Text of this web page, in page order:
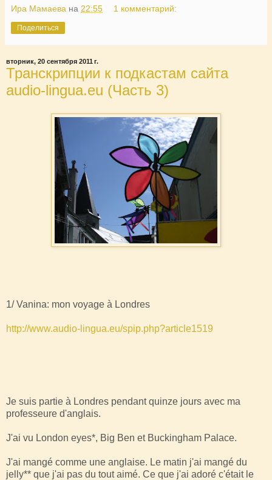
Ира Мамаева на 22:55 1 комментарий:
Поделиться
вторник, 20 сентября 2011 г.
Транскрипции к подкастам сайта
audio-lingua.eu (Часть 3)
1/ Vanina: mon voyage à Londres
http://www.audio-lingua.eu/spip.php?article1519
Je suis partie à Londres pendant quinze jours avec ma
professeure d'anglais.
J'ai vu London eyes*, Big Ben et Buckingham Palace.
J'ai mangé comme une anglaise. Le matin j'ai mangé du
jelly** que j'ai pas du tout aimé. Ce que j'ai adoré c'était le